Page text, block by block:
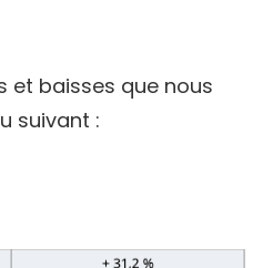
et baisses que nous
suivant :